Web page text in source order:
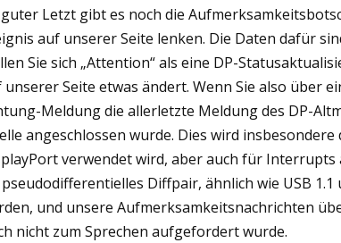
Letzt gibt es noch die
auf unserer Seite lenken. Die Daten dafür
Sie sich „Attention“ als eine DP-
unserer Seite etwas ändert. Wenn Sie also über
Meldung die allerletzte Meldung des DP-
angeschlossen wurde. Dies wird
verwendet wird, aber auch für
Diffpair, ähnlich wie USB
und unsere Aufmerksamkeitsnachrichten
nicht zum Sprechen aufgefordert wurde.